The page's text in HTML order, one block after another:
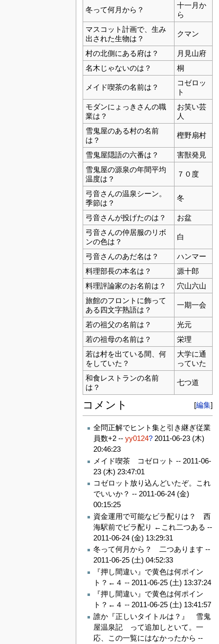
冬って何月から？
十一月か
ら
マスコット計画で、生み
出された生物は？
クマン
村の北側にある府は？
月見山府
名木じゃないのは？
桐
メイド喫茶の名前は？
コゼロッ
ト
モダンにょっきさんの職
業は？
お笑い芸
人
雪鬼屋のある村の名前
は？
樫野扇村
雪鬼屋隠語の六番は？
害獣発見
雪鬼屋の源泉の年間平均
温度は？
７０度
弓音さんの温泉シーン。
季節は？
冬
弓音さんが投げたのは？
お盆
弓音さんの仲居服のリボ
ンの色は？
白
弓音さんのあだ名は？
ハンマー
料理部長の本名は？
源十郎
料理評論家のお名前は？
穴山六山
旅館のフロントに飾って
ある四文字熟語は？
一期一会
若の祖父の名前は？
光元
若の祖母の名前は？
栄理
若は村を出ている間、何
をしていた？
大学に通
っていた
和食レストランの名前
は？
七つ道
[編集]
コメント
全問正解でヒント集と引き継ぎ従業
員数+2 --yy0124? 2011-06-23 (木)
20:46:23
メイド喫茶 コゼロット -- 2011-06-
23 (木) 23:47:01
コゼロット放り込んどいたぞ。これ
でいいか？ -- 2011-06-24 (金)
00:15:25
資金運用で可能なビラ配りは？ 西
海駅前でビラ配り ←これ二つある --
2011-06-24 (金) 13:29:31
冬って何月から？ 二つあります --
2011-06-25 (土) 04:52:33
『押し間違い』で黄色は何ポイン
ト？←４ -- 2011-06-25 (土) 13:37:24
『押し間違い』で黄色は何ポイン
ト？←４ -- 2011-06-25 (土) 13:41:57
誰か『正しいタイトルは？』 雪鬼
屋温泉記 って追加しといて。一
応、この一覧にはなかったから --